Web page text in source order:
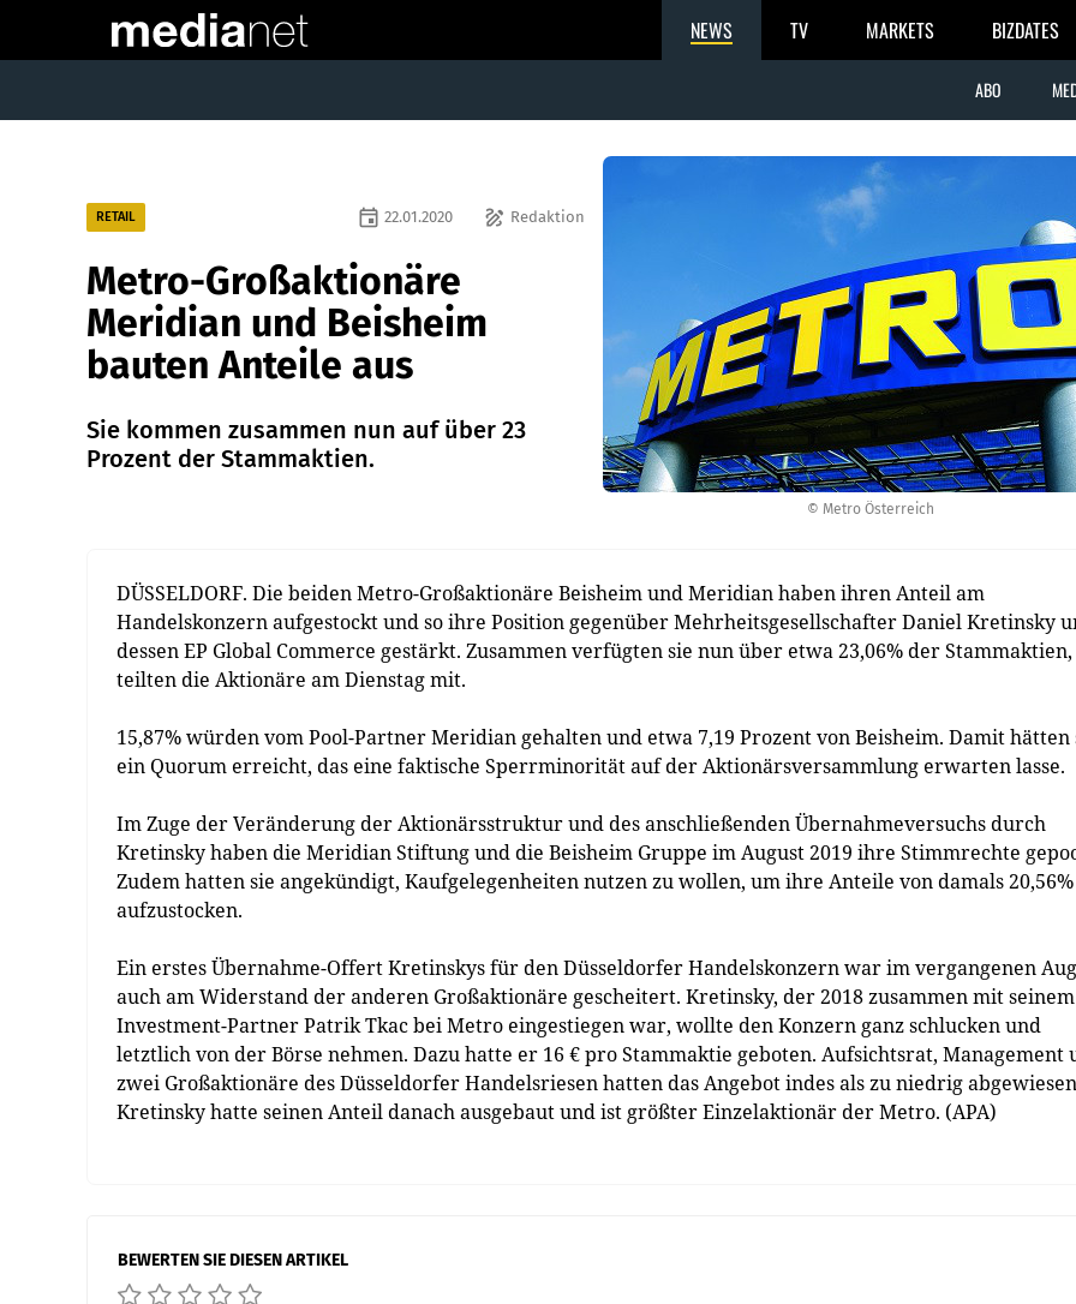
NEWS TV MARKETS BIZDATES
ABO
© Metro Österreich
RETAIL draw Redaktion
event 22.01.2020
Metro-Großaktionäre
Meridian und Beisheim
bauten Anteile aus
Sie kommen zusammen nun auf über 23
Prozent der Stammaktien.
DÜSSELDORF. Die beiden Metro-Großaktionäre Beisheim und Meridian haben ihren Anteil am
Handelskonzern aufgestockt und so ihre Position gegenüber Mehrheitsgesellschafter Daniel Kretinsky
dessen EP Global Commerce gestärkt. Zusammen verfügten sie nun über etwa 23,06% der Stammaktien,
teilten die Aktionäre am Dienstag mit.
15,87% würden vom Pool-Partner Meridian gehalten und etwa 7,19 Prozent von Beisheim. Damit hätten
ein Quorum erreicht, das eine faktische Sperrminorität auf der Aktionärsversammlung erwarten lasse.
Im Zuge der Veränderung der Aktionärsstruktur und des anschließenden Übernahmeversuchs durch
Kretinsky haben die Meridian Stiftung und die Beisheim Gruppe im August 2019 ihre Stimmrechte
Zudem hatten sie angekündigt, Kaufgelegenheiten nutzen zu wollen, um ihre Anteile von damals 20,56%
aufzustocken.
Ein erstes Übernahme-Offert Kretinskys für den Düsseldorfer Handelskonzern war im vergangenen
auch am Widerstand der anderen Großaktionäre gescheitert. Kretinsky, der 2018 zusammen mit seinem
Investment-Partner Patrik Tkac bei Metro eingestiegen war, wollte den Konzern ganz schlucken und
letztlich von der Börse nehmen. Dazu hatte er 16 € pro Stammaktie geboten. Aufsichtsrat, Management
zwei Großaktionäre des Düsseldorfer Handelsriesen hatten das Angebot indes als zu niedrig
Kretinsky hatte seinen Anteil danach ausgebaut und ist größter Einzelaktionär der Metro. (APA)
BEWERTEN SIE DIESEN ARTIKEL